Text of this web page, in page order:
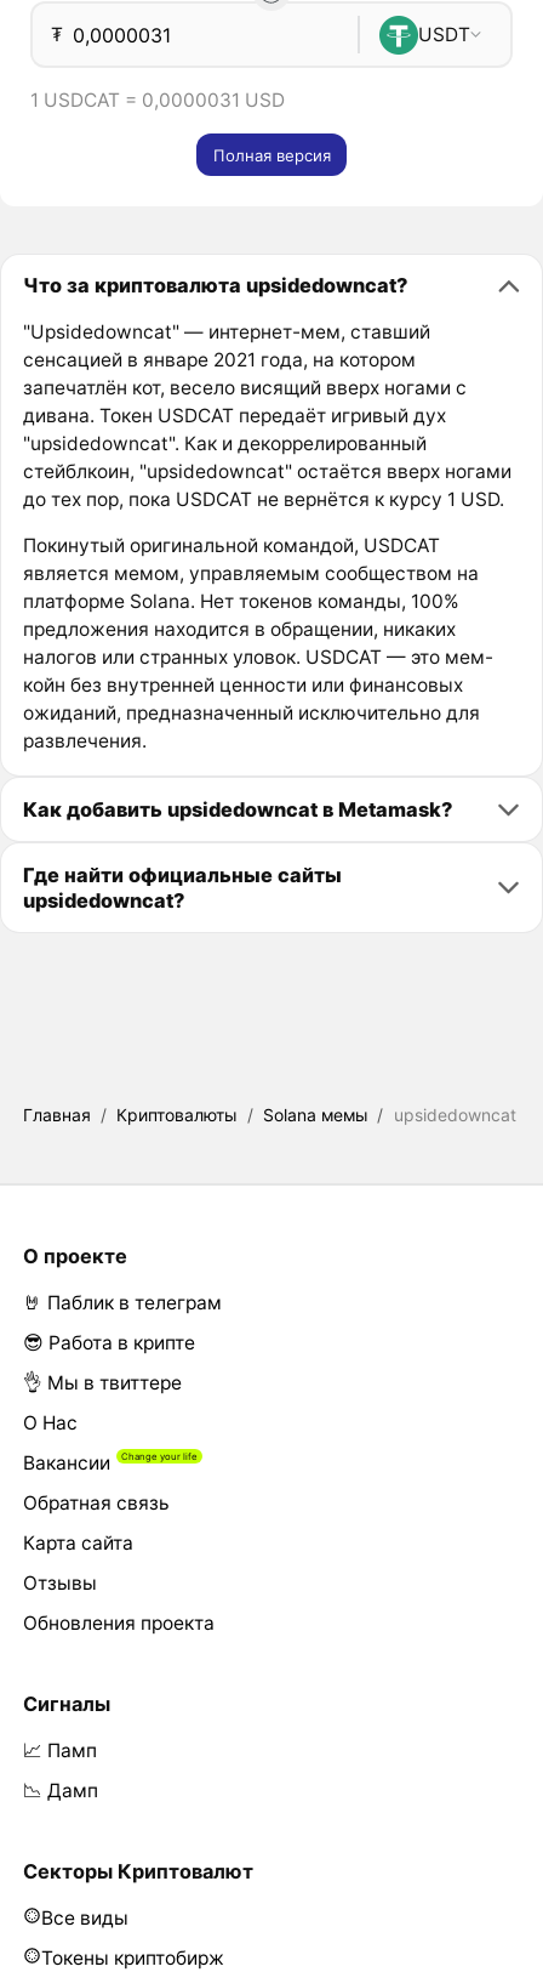
₮ USDT
1 USDCAT = 0,0000031 USD
Полная версия
Что за криптовалюта upsidedowncat?
"Upsidedowncat" — интернет-мем, ставший
сенсацией в январе 2021 года, на котором
запечатлён кот, весело висящий вверх ногами с
дивана. Токен USDCAT передаёт игривый дух
"upsidedowncat". Как и декоррелированный
стейблкоин, "upsidedowncat" остаётся вверх ногами
до тех пор, пока USDCAT не вернётся к курсу 1 USD.
Покинутый оригинальной командой, USDCAT
является мемом, управляемым сообществом на
платформе Solana. Нет токенов команды, 100%
предложения находится в обращении, никаких
налогов или странных уловок. USDCAT — это мем-
койн без внутренней ценности или финансовых
ожиданий, предназначенный исключительно для
развлечения.
Как добавить upsidedowncat в Metamask?
Где найти официальные сайты
upsidedowncat?
Главная / Криптовалюты / Solana мемы / upsidedowncat
О проекте
🤘 Паблик в телеграм
😎 Работа в крипте
👌 Мы в твиттере
О Нас
Вакансии
Обратная связь
Карта сайта
Отзывы
Обновления проекта
Сигналы
📈 Памп
📉 Дамп
Секторы Криптовалют
Все виды
Токены криптобирж